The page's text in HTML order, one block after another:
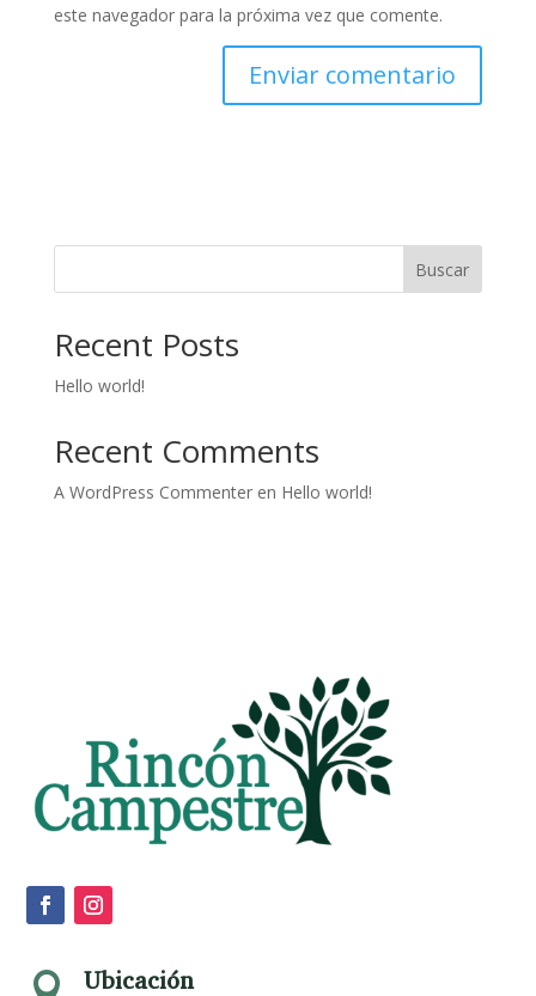
este navegador para la próxima vez que comente.
Buscar
Recent Posts
Hello world!
Recent Comments
A WordPress Commenteren Hello world!
Ubicación